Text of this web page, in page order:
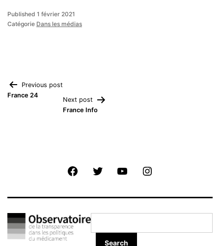
Published 1 février 2021
Catégorie Dans les médias
Navigation
Previous post
France 24
Next post
France Info
FacebookTwitter Youtube